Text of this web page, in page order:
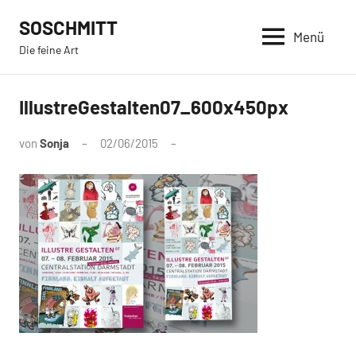
Inhalt
springen
SOSCHMITT
Die feine Art
Menü
IllustreGestalten07_600x450px
von Sonja 02/06/2015